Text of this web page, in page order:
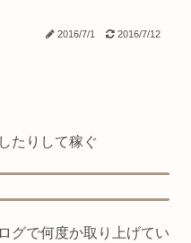
2016/7/1 2016/7/12
たりして稼ぐ
グで何度か取り上げてい